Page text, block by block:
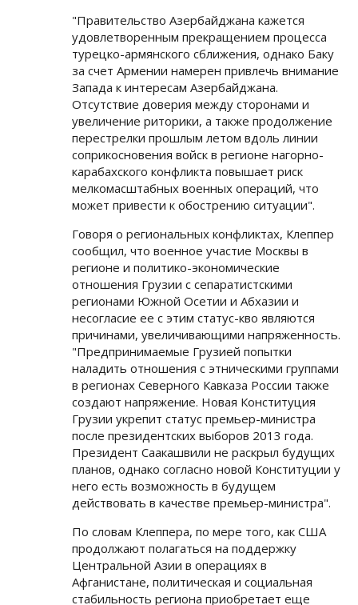
"Правительство Азербайджана кажется
удовлетворенным прекращением процесса
турецко-армянского сближения, однако Баку
за счет Армении намерен привлечь внимание
Запада к интересам Азербайджана.
Отсутствие доверия между сторонами и
увеличение риторики, а также продолжение
перестрелки прошлым летом вдоль линии
соприкосновения войск в регионе нагорно-
карабахского конфликта повышает риск
мелкомасштабных военных операций, что
может привести к обострению ситуации".
Говоря о региональных конфликтах, Клеппер
сообщил, что военное участие Москвы в
регионе и политико-экономические
отношения Грузии с сепаратистскими
регионами Южной Осетии и Абхазии и
несогласие ее с этим статус-кво являются
причинами, увеличивающими напряженность.
"Предпринимаемые Грузией попытки
наладить отношения с этническими группами
в регионах Северного Кавказа России также
создают напряжение. Новая Конституция
Грузии укрепит статус премьер-министра
после президентских выборов 2013 года.
Президент Саакашвили не раскрыл будущих
планов, однако согласно новой Конституции у
него есть возможность в будущем
действовать в качестве премьер-министра".
По словам Клеппера, по мере того, как США
продолжают полагаться на поддержку
Центральной Азии в операциях в
Афганистане, политическая и социальная
стабильность региона приобретает еще